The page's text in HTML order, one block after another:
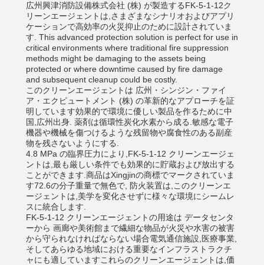
広州興津消防設備株式会社 (株) が製造するFK-5-1-12ク
リーンエージェントは,さまざまなシナリオおよびアプリ
ケーションで高効率の火災抑止のために設計されていま
す. This advanced protection solution is perfect for use in
critical environments where traditional fire suppression
methods might be damaging to the assets being
protected or where downtime caused by fire damage
and subsequent cleanup could be costly.
このクリーンエージェントは 広州・シンジン・ファイ
ア・エクピュートメント (株) の革新的なアプローチを証
明しています効果的で環境に優しい製品を作るために中
国,広州出身. 薬剤は循環性炭化水素から成る.敏感な電子
機器や機械を傷つけるような残留物や腐食性のある副産
物を残さないようにする.
4.8 MPa の臨界圧力により,FK-5-1-12 クリーンエージェ
ントは,最も厳しい条件でも効果的に貯蔵および放出する
ことができます.商品はXingjinの商標でマークされていま
す72.6の分子重量で無色で, 防火装置は,このクリーンエ
ージェントは,美学を変化させずに様々な環境にシームレ
スに統合します.
FK-5-1-12 クリーンエージェントの用途は データセンタ
ーから 画廊や美術館まで繊細な物品が火災や水害の被害
から守られなければならない場合電気通信施設,医療事業,
そしてあらゆる地域における重要なインフラストラクチ
ャにも適していますこれらのクリーンエージェントは,価